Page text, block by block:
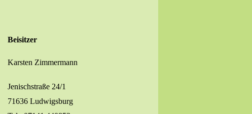
Beisitzer
Karsten Zimmermann
Jenischstraße 24/1
71636 Ludwigsburg